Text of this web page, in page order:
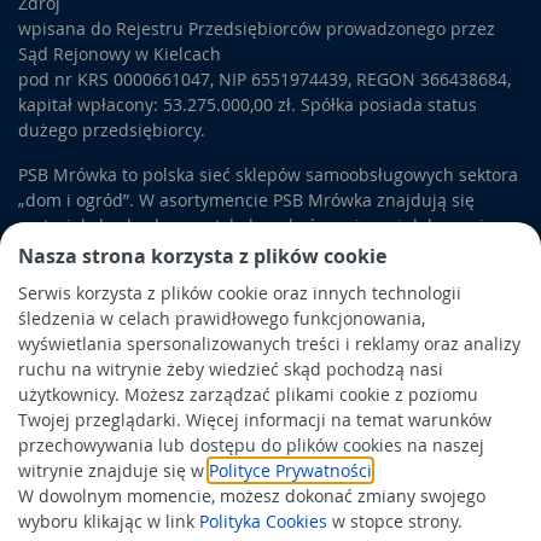
Nasza strona korzysta z plików cookie
Serwis korzysta z plików cookie oraz innych technologii
śledzenia w celach prawidłowego funkcjonowania,
wyświetlania spersonalizowanych treści i reklamy oraz analizy
ruchu na witrynie żeby wiedzieć skąd pochodzą nasi
użytkownicy. Możesz zarządzać plikami cookie z poziomu
Twojej przeglądarki. Więcej informacji na temat warunków
przechowywania lub dostępu do plików cookies na naszej
witrynie znajduje się w Polityce Prywatności
W dowolnym momencie, możesz dokonać zmiany swojego
wyboru klikając w link Polityka Cookies w stopce strony.
w ciągu dnia.Dekoracje domustosowane w sypialni mogą też
zdobić ściany, meble czy inne puste przestrzenie.
Pozostałe artykuły dekoracyjne i dodatki
W tej grupie znajdują się także dodatki do domu
tworzeniem dekoracji, mają za zadanie poprawić jego
funkcjonalność. Należą do nich między innymi efektowne
zegary , które mogą znaleźć zastosowanie w każdym
pomieszczeniu. Interesująceręcznikimożna wykorzystać do
dekoracji łazienki. Wśród nietypowychdodatków do
można znaleźć także
jeszcze ciekawszą ozdobą, jeśli umieścimy je wwazonach
wpisana do Rejestru Przedsiębiorców prowadzonego przez
Sąd Rejonowy w Kielcach
pod nr KRS 0000661047, NIP 6551974439, REGON 366438684,
kapitał wpłacony: 53.275.000,00 zł. Spółka posiada status
dużego przedsiębiorcy.
PSB Mrówka to polska sieć sklepów samoobsługowych sektora
„dom i ogród”. W asortymencie PSB Mrówka znajdują się
materiały budowlane, artykuły wykończeniowe i dekoracyjne,
wyposażenie łazienek i kuchni, elektronarzędzia, a także
artykuły związane z ogrodem i otoczeniem domu.
Obowiązek informacyjny
Polityka prywatności
Polityka Cookies
Odbiór zużytego sprzętu
Wspierają nas: